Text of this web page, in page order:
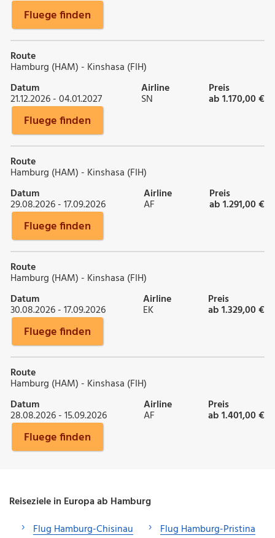
Fluege finden
Route
Hamburg (HAM) - Kinshasa (FIH)
Datum
21.12.2026 - 04.01.2027
Airline
SN
Preis
ab 1.170,00 €
Fluege finden
Route
Hamburg (HAM) - Kinshasa (FIH)
Datum
29.08.2026 - 17.09.2026
Airline
AF
Preis
ab 1.291,00 €
Fluege finden
Route
Hamburg (HAM) - Kinshasa (FIH)
Datum
30.08.2026 - 17.09.2026
Airline
EK
Preis
ab 1.329,00 €
Fluege finden
Route
Hamburg (HAM) - Kinshasa (FIH)
Datum
28.08.2026 - 15.09.2026
Airline
AF
Preis
ab 1.401,00 €
Fluege finden
Reiseziele in Europa ab Hamburg
Flug Hamburg-Chisinau
Flug Hamburg-Pristina